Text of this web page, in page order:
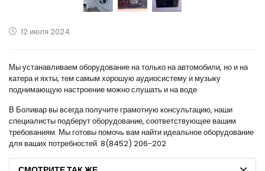
12 июля 2024
Мы устанавливаем оборудование на только на автомобили, но и на
катера и яхты, тем самым хорошую аудиосистему и музыку
поднимающую настроение можно слушать и на воде
В Боливар вы всегда получите грамотную консультацию, наши
специалисты подберут оборудование, соответствующее вашим
требованиям. Мы готовы помочь вам найти идеальное оборудование
для ваших потребностей. 8(8452) 206-202